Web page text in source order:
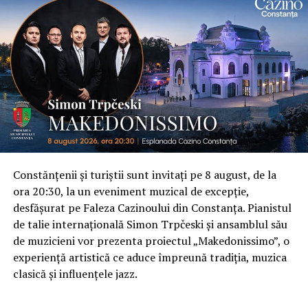
Constănțenii și turiștii sunt invitați pe 8 august, de la
ora 20:30, la un eveniment muzical de excepție,
desfășurat pe Faleza Cazinoului din Constanța. Pianistul
de talie internațională Simon Trpčeski și ansamblul său
de muzicieni vor prezenta proiectul „Makedonissimo”, o
experiență artistică ce aduce împreună tradiția, muzica
clasică și influențele jazz.